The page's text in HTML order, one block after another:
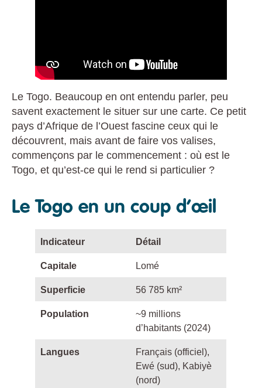
Le Togo. Beaucoup en ont entendu parler, peu
savent exactement le situer sur une carte. Ce petit
pays d’Afrique de l’Ouest fascine ceux qui le
découvrent, mais avant de faire vos valises,
commençons par le commencement : où est le
Togo, et qu’est-ce qui le rend si particulier ?
Le Togo en un coup d’œil
Indicateur Détail
Capitale Lomé
Superficie 56 785 km²
Population
~9 millions
d’habitants (2024)
Langues
Français (officiel),
Ewé (sud), Kabiyè
(nord)